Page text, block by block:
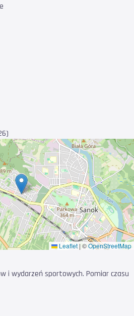
Leaflet | ©OpenStreetMap
i wydarzeń sportowych. Pomiar czasu